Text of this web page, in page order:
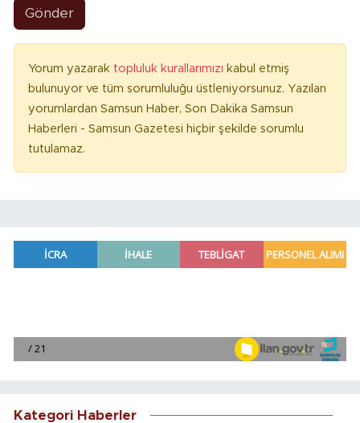
Gönder
Yorum yazarak topluluk kurallarımızı kabul etmiş
bulunuyor ve tüm sorumluluğu üstleniyorsunuz. Yazılan
yorumlardan Samsun Haber, Son Dakika Samsun
Haberleri - Samsun Gazetesi hiçbir şekilde sorumlu
tutulamaz.
Kategori Haberler